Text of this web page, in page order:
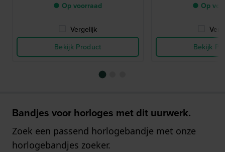
● Op voorraad
Vergelijk
Bekijk Product
● Op
Bekijk
Bandjes voor horloges met dit uurwerk.
Zoek een passend horlogebandje met onze
horlogebandjes zoeker.